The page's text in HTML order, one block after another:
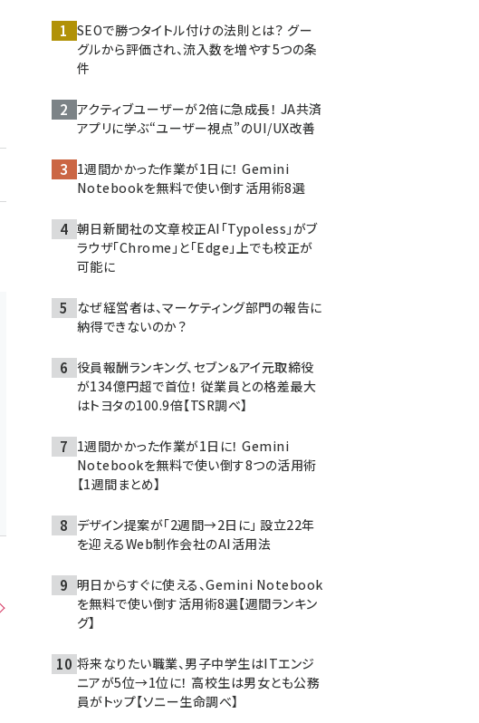
SEOで勝つタイトル付けの法則とは？ グー
グルから評価され、流入数を増やす5つの条
件
アクティブユーザーが2倍に急成長！ JA共済
アプリに学ぶ“ユーザー視点”のUI/UX改善
1週間かかった作業が1日に！ Gemini
Notebookを無料で使い倒す活用術8選
朝日新聞社の文章校正AI「Typoless」がブ
ラウザ「Chrome」と「Edge」上でも校正が
可能に
なぜ経営者は、マーケティング部門の報告に
納得できないのか？
役員報酬ランキング、セブン＆アイ元取締役
が134億円超で首位！ 従業員との格差最大
はトヨタの100.9倍【TSR調べ】
1週間かかった作業が1日に！ Gemini
Notebookを無料で使い倒す8つの活用術
【1週間まとめ】
デザイン提案が「2週間→2日に」 設立22年
を迎えるWeb制作会社のAI活用法
明日からすぐに使える、Gemini Notebook
を無料で使い倒す活用術8選【週間ランキン
グ】
将来なりたい職業、男子中学生はITエンジ
ニアが5位→1位に！ 高校生は男女とも公務
員がトップ【ソニー生命調べ】